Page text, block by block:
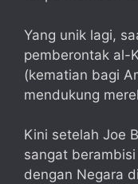
Yang unik lagi,
pemberontak al-
(kematian bagi
mendukung
Kini setelah Joe
sangat
dengan Negara